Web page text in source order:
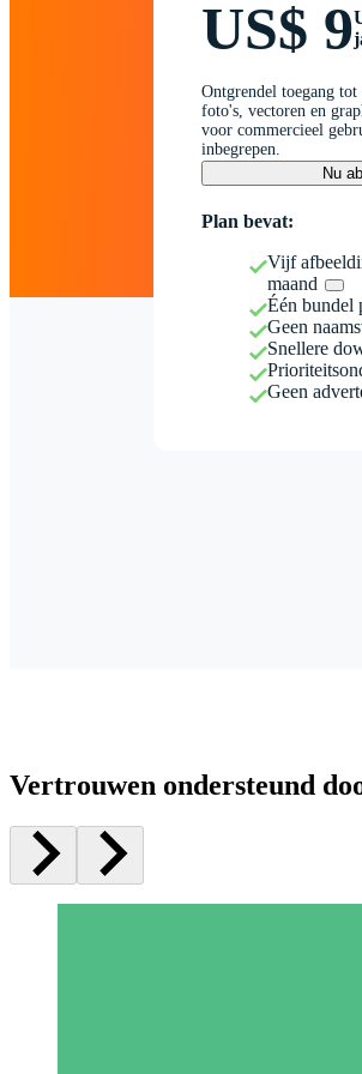
US$ 9
Ontgrendel toegang
foto's, vectoren en
voor commercieel
inbegrepen.
Nu
Plan bevat:
Vijf
maand
Één bundel
Geen
Snellere
Geen
Vertrouwen ondersteund